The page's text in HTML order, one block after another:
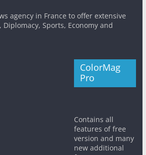
agency in France to offer extensive
Sports, Economy and
ColorMag
Pro
Contains all
features of free
version and many
new additional